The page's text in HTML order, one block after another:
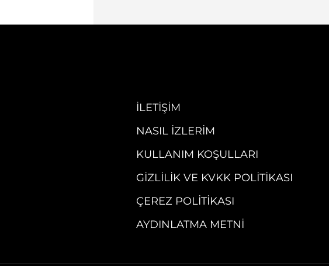
İLETIŞIM
NASIL İZLERIM
KULLANIM KOŞULLARI
GIZLILIK VE KVKK POLITIKASI
ÇEREZ POLITIKASI
AYDINLATMA METNI